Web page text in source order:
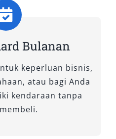
Hybrid CVT
tipe ini menawarkan
Alphard dan efisiensi
hybrid. Dengan
Bulanan
keperluan bisnis,
atau bagi Anda
kendaraan tanpa